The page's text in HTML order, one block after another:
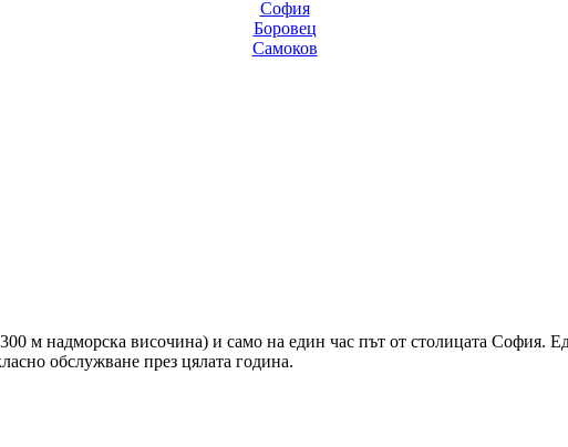
София
Боровец
Самоков
м надморска височина) и само на един час път от столицата София.
обслужване през цялата година.